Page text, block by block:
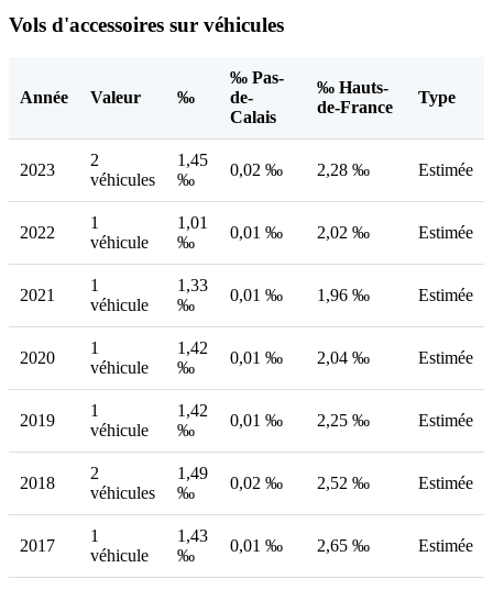
Vols d'accessoires sur véhicules
Année Valeur ‰
‰ Pas-
de-
Calais
‰ Hauts-
de-France
Type
2023
2
véhicules
1,45
‰
0,02 ‰ 2,28 ‰ Estimée
2022
1
véhicule
1,01
‰
0,01 ‰ 2,02 ‰ Estimée
2021
1
véhicule
1,33
‰
0,01 ‰ 1,96 ‰ Estimée
2020
1
véhicule
1,42
‰
0,01 ‰ 2,04 ‰ Estimée
2019
1
véhicule
1,42
‰
0,01 ‰ 2,25 ‰ Estimée
2018
2
véhicules
1,49
‰
0,02 ‰ 2,52 ‰ Estimée
2017
1
véhicule
1,43
‰
0,01 ‰ 2,65 ‰ Estimée